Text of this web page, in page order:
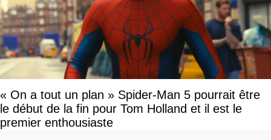
« On a tout un plan » Spider-Man 5 pourrait être
le début de la fin pour Tom Holland et il est le
premier enthousiaste